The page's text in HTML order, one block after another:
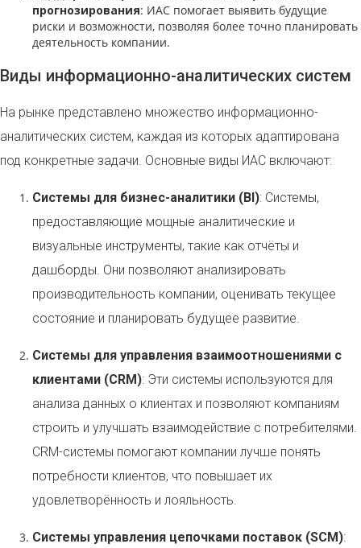
прогнозирования: ИАС помогает выявить будущие
риски и возможности, позволяя более точно планировать
деятельность компании.
Виды информационно-аналитических систем
На рынке представлено множество информационно-
аналитических систем, каждая из которых адаптирована
под конкретные задачи. Основные виды ИАС включают:
Системы для бизнес-аналитики (BI): Системы,
предоставляющие мощные аналитические и
визуальные инструменты, такие как отчёты и
дашборды. Они позволяют анализировать
производительность компании, оценивать текущее
состояние и планировать будущее развитие.
Системы для управления взаимоотношениями с
клиентами (CRM): Эти системы используются для
анализа данных о клиентах и позволяют компаниям
строить и улучшать взаимодействие с потребителями.
CRM-системы помогают компании лучше понять
потребности клиентов, что повышает их
удовлетворённость и лояльность.
Системы управления цепочками поставок (SCM):